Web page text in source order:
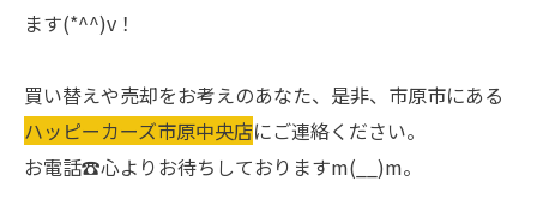
ます(*^^)v！
買い替えや売却をお考えのあなた、是非、市原市にある
ハッピーカーズ市原中央店にご連絡ください。
お電話☎心よりお待ちしておりますm(__)m。